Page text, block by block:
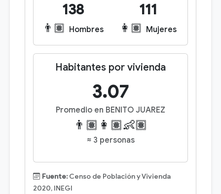
138
👨🏽 Hombres
111
👩🏽 Mujeres
Habitantes por vivienda
3.07
Promedio en BENITO JUAREZ
👨🏽👩🏽👶🏽
≈ 3 personas
Fuente: Censo de Población y Vivienda
2020, INEGI